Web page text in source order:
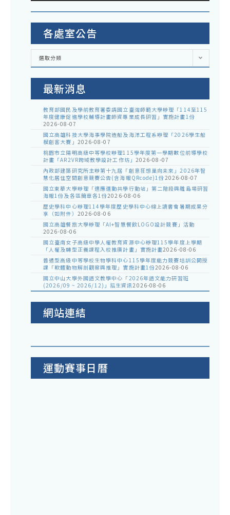
各處室公告
各
室
選取分類
最新消息
教育部國民及學前教育署委請國立臺灣師範大學辦理「114至115
年度健康促進學校輔導計畫師資專業成長研習」實施計畫1份
2026-08-07
國立高雄科技大學海事學院造船及海洋工程系辦理「2026學生船
模創客大賽」 2026-08-07
桃園市立陽明高級中等學校辦理115學年度第一學期數位前導學校
計畫「AR2VR跨域教學設計工作坊」 2026-08-07
內政部建築研究所主辦第十九屆「創意狂想巢向未來」2026年智
慧化居住空間創意競賽公告(含海報QRcode)1份2026-08-07
國立東華大學辦理「適應運動共學行動站」第二階段與離島場研習
海報1份及各區簡章各1份2026-08-06
歷史學科中心辦理114學年度歷史學科中心線上讀書會暑期成果分
享（如附件） 2026-08-06
國立高雄餐旅大學辦理「AI+智慧餐飲LOGO設計競賽」活動
2026-08-06
國立臺南女子高級中學人權教育資源中心辦理115學年度上學期
「人權及轉型正義課程入校推廣計畫」實施計畫2026-08-06
普通型高級中等學校生物學科中心115學年度能力競賽培訓公開授
課「軟體動物解剖觀察與推理」實施計畫1份2026-08-06
國立中山大學外國語文教學中心「2026年語文能力研習班
(2026/09 ~ 2026/12)」招生資訊2026-08-06
網站連結
運動賽事日曆